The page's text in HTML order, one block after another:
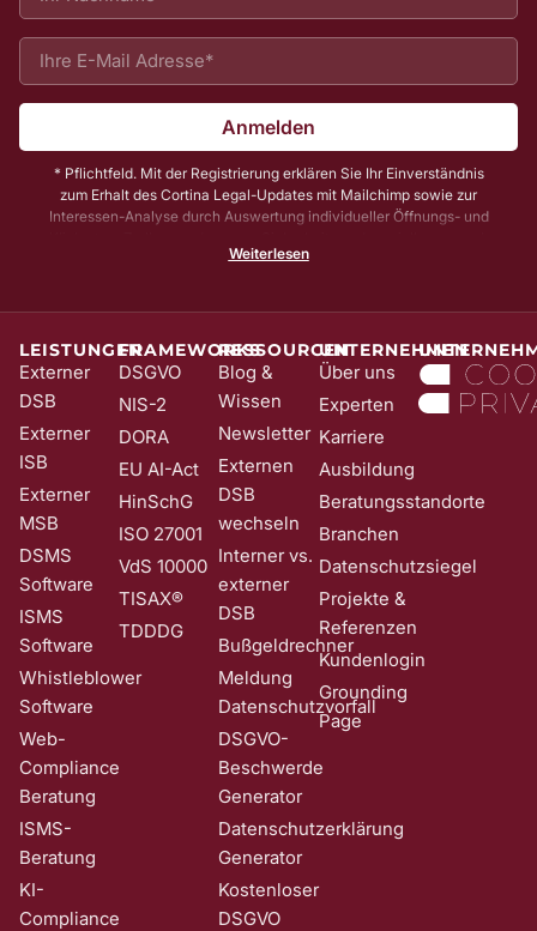
Anmelden
* Pflichtfeld. Mit der Registrierung erklären Sie Ihr Einverständnis
zum Erhalt des Cortina Legal-Updates mit Mailchimp sowie zur
Interessen-Analyse durch Auswertung individueller Öffnungs- und
noch eine E-Mail mit einem Bestätigungs-Link (sog. Double-Opt-In);
Wirkung für die Zukunft und ohne Angabe von Gründen widerrufen;
z. B. durch Klick auf den Abmeldelink am Ende jedes Newsletters.
Nähere Informationen zur Verarbeitung Ihrer Daten finden Sie in
Date​​​​nschutzerklärung .
Weiterlesen
LEISTUNGEN
Externer
DSB
Externer
ISB
Externer
MSB
DSMS
Software
ISMS
Software
Whistleblower
Software
Web-
Compliance
Beratung
ISMS-
Beratung
KI-
Compliance
FRAMEWORKS
DSGVO
NIS-2
DORA
EU AI-Act
HinSchG
ISO 27001
VdS 10000
TISAX®
TDDDG
RESSOURCEN
Blog &
Wissen
Newsletter
Externen
DSB
wechseln
Interner vs.
externer
DSB
Bußgeldrechner
Meldung
Datenschutzvorfall
DSGVO-
Beschwerde
Generator
Datenschutzerklärung
Generator
Kostenloser
DSGVO
UNTERNEHMEN
Über uns
Experten
Karriere
Ausbildung
Beratungsstandorte
Branchen
Datenschutzsiegel
Projekte &
Referenzen
Kundenlogin
Grounding
Page